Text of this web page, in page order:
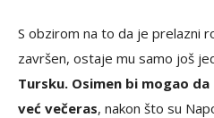
S obzirom na to da je prelazni
završen, ostaje mu samo još
Tursku. Osimen bi mogao
već večeras, nakon što su